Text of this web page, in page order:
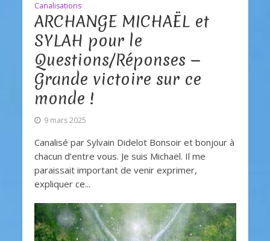
Canalisations
ARCHANGE MICHAËL et
SYLAH pour le
Questions/Réponses —
Grande victoire sur ce
monde !
9 mars 2025
Canalisé par Sylvain Didelot Bonsoir et bonjour à
chacun d’entre vous. Je suis Michaël. Il me
paraissait important de venir exprimer,
expliquer ce...